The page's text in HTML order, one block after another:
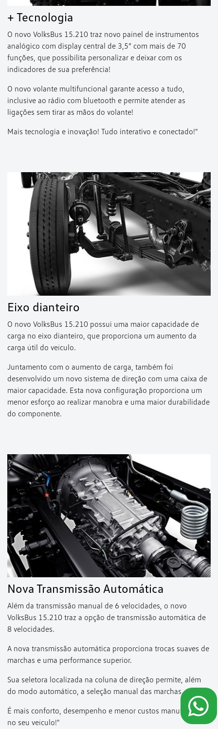
+ Tecnologia
O novo VolksBus 15.210 traz novo painel de instrumentos
analógico com display central de 3,5” com mais de 70
funções, que possibilita personalizar e deixar com os
indicadores de sua preferência!
O novo volante multifuncional garante acesso a tudo,
inclusive ao rádio com bluetooth e permite atender as
ligações sem tirar as mãos do volante!
Mais tecnologia e inovação! Tudo interativo e conectado!"
Eixo dianteiro
O novo VolksBus 15.210 possui uma maior capacidade de
carga no eixo dianteiro, que proporciona um aumento da
carga útil do veículo.
Juntamento com o aumento de carga, também foi
desenvolvido um novo sistema de direção com uma caixa de
maior capacidade. Esta nova configuração proporciona um
menor esforço ao realizar manobra e uma maior durabilidade
do componente.
Nova Transmissão Automática
Além da transmissão manual de 6 velocidades, o novo
VolksBus 15.210 traz a opção de transmissão automática de
8 velocidades.
A nova transmissão automática proporciona trocas suaves de
marchas e uma performance superior.
Sua seletora localizada na coluna de direção permite, além
do modo automático, a seleção manual das marchas.
É mais conforto, desempenho e menor custos manutenção
no seu veículo!"